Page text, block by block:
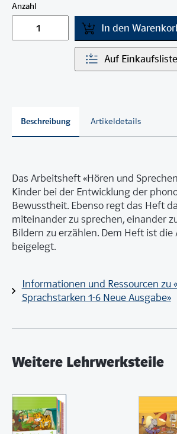
Anzahl
In den
Auf Einkaufsliste
Beschreibung Artikeldetails
Das Arbeitsheft «Hören und
Kinder bei der Entwicklung der
Bewusstheit. Ebenso regt das Heft
miteinander zu sprechen, einander
Bildern zu erzählen. Dem Heft ist
beigelegt.
Informationen und Ressourcen zu
Sprachstarken 1-6 Neue Ausgabe»
Weitere Lehrwerksteile